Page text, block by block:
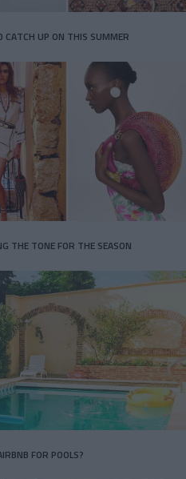
CATCH UP ON THIS SUMMER
THE TONE FOR THE SEASON
FOR POOLS?